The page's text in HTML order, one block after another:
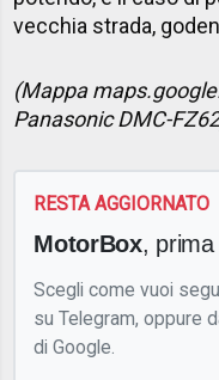
vecchia strada,
(Mappa
Panasonic DMC-
RESTA AGGIORNATO
MotorBox, prima
Scegli come vuoi
su Telegram, oppure
di Google.